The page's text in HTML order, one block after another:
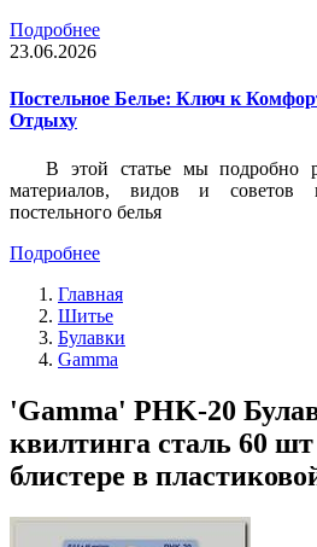
Подробнее
23.06.2026
Постельное Белье: Ключ к
Отдыху
В этой статье мы подробно
материалов, видов и советов
постельного белья
Подробнее
Главная
Шитье
Булавки
Gamma
'Gamma' PHK-20
квилтинга сталь 60
блистере в